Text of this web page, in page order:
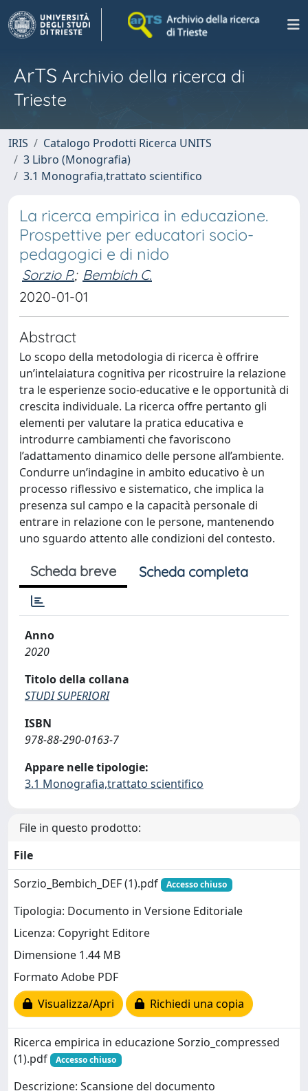
ArTS Archivio della ricerca di
Trieste
IRIS
Catalogo Prodotti Ricerca UNITS
3 Libro (Monografia)
3.1 Monografia,trattato scientifico
La ricerca empirica in educazione.
Prospettive per educatori socio-
pedagogici e di nido
Sorzio P.; Bembich C.
2020-01-01
Abstract
Lo scopo della metodologia di ricerca è offrire
un’intelaiatura cognitiva per ricostruire la relazione
tra le esperienze socio-educative e le opportunità di
crescita individuale. La ricerca offre pertanto gli
elementi per valutare la pratica educativa e
introdurre cambiamenti che favoriscono
l’adattamento dinamico delle persone all’ambiente.
Condurre un’indagine in ambito educativo è un
processo riflessivo e sistematico, che implica la
presenza sul campo e la capacità personale di
entrare in relazione con le persone, mantenendo
uno sguardo attento alle condizioni del contesto.
Scheda breve Scheda completa
Anno
2020
Titolo della collana
STUDI SUPERIORI
ISBN
978-88-290-0163-7
Appare nelle tipologie:
3.1 Monografia,trattato scientifico
File in questo prodotto:
File
Sorzio_Bembich_DEF (1).pdf
Accesso chiuso
Tipologia: Documento in Versione Editoriale
Licenza: Copyright Editore
Dimensione 1.44 MB
Formato Adobe PDF
Visualizza/Apri
Richiedi una copia
Ricerca empirica in educazione Sorzio_compressed
(1).pdf
Accesso chiuso
Descrizione: Scansione del documento